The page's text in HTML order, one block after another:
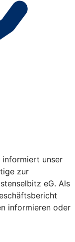
informiert unser
zur
eG. Als
informieren oder